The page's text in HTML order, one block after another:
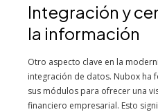
Integración y
la información
Otro aspecto clave en la
integración de datos. Nubox ha
sus módulos para ofrecer una
financiero empresarial. Esto